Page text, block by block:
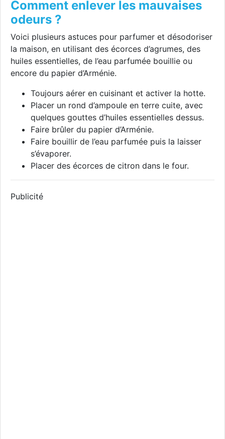
Comment enlever les mauvaises
odeurs ?
Voici plusieurs astuces pour parfumer et désodoriser
la maison, en utilisant des écorces d’agrumes, des
huiles essentielles, de l’eau parfumée bouillie ou
encore du papier d’Arménie.
Toujours aérer en cuisinant et activer la hotte.
Placer un rond d’ampoule en terre cuite, avec
quelques gouttes d’huiles essentielles dessus.
Faire brûler du papier d’Arménie.
Faire bouillir de l’eau parfumée puis la laisser
s’évaporer.
Placer des écorces de citron dans le four.
Publicité